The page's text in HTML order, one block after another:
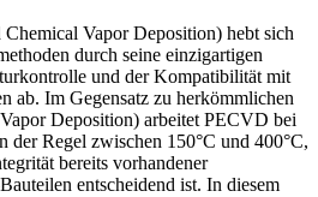
Vapor Deposition) hebt sich
durch seine einzigartigen
und der Kompatibilität mit
ab. Im Gegensatz zu herkömmlichen
Deposition) arbeitet PECVD bei
der Regel zwischen 150°C und 400°C,
bereits vorhandener
entscheidend ist. In diesem